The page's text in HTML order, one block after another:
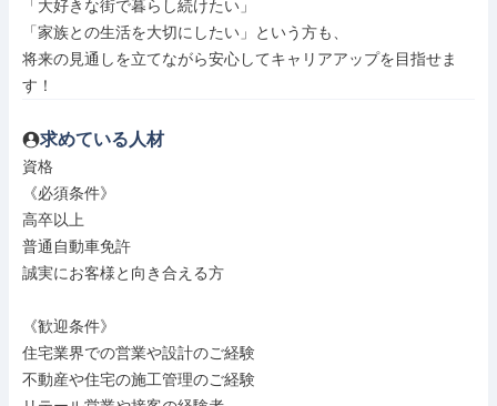
「大好きな街で暮らし続けたい」
「家族との生活を大切にしたい」という方も、
将来の見通しを立てながら安心してキャリアアップを目指せま
す！
求めている人材
資格
《必須条件》
高卒以上
普通自動車免許
誠実にお客様と向き合える方
《歓迎条件》
住宅業界での営業や設計のご経験
不動産や住宅の施工管理のご経験